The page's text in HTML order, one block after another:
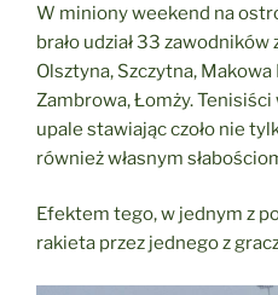
W miniony weekend na
brało udział 33 zawodników
Olsztyna, Szczytna,
Zambrowa, Łomży.
upale stawiając czoło nie
również własnym
Efektem tego, w jednym z
rakieta przez jednego z